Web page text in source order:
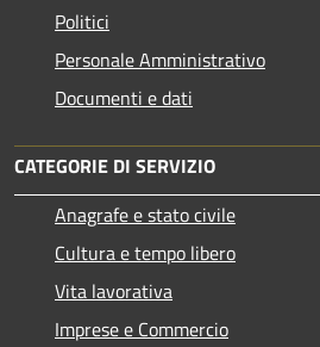
Politici
Personale Amministrativo
Documenti e dati
CATEGORIE DI SERVIZIO
Anagrafe e stato civile
Cultura e tempo libero
Vita lavorativa
Imprese e Commercio